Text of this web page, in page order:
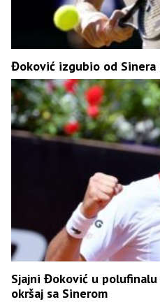
Đoković izgubio od
Sjajni Đoković u
okršaj sa Sinerom